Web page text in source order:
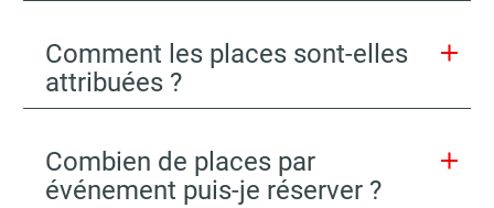
Comment les places sont-elles
attribuées ?
Combien de places par
événement puis-je réserver ?